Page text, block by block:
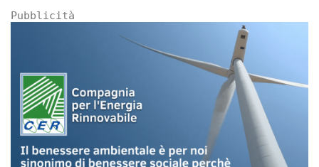
Pubblicità